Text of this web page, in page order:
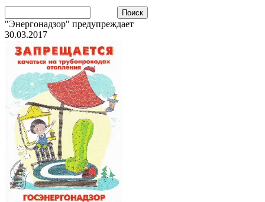
"Энергонадзор" предупреждает
30.03.2017